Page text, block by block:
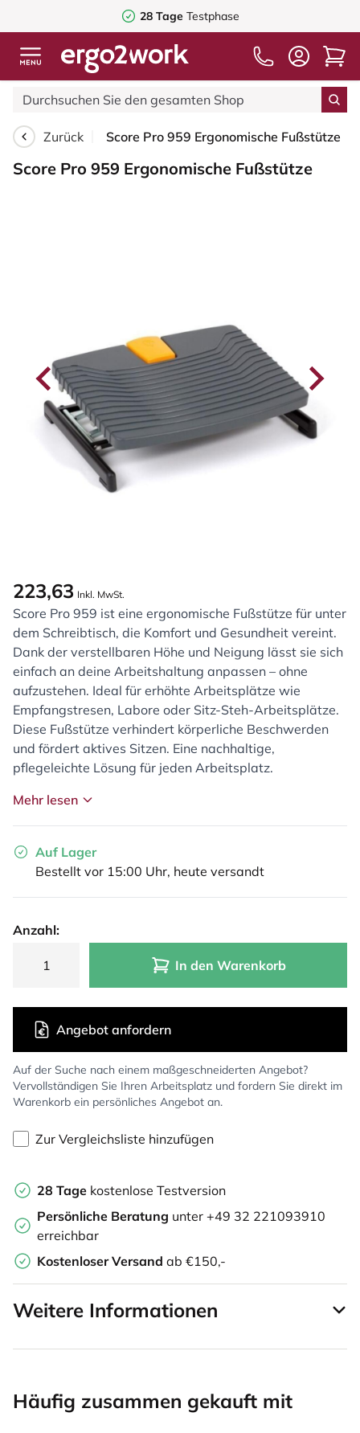
28 Tage Testphase
Zurück Score Pro 959 Ergonomische Fußstütze
Score Pro 959 Ergonomische Fußstütze
223,63 Inkl. MwSt.
Score Pro 959 ist eine ergonomische Fußstütze für unter
dem Schreibtisch, die Komfort und Gesundheit vereint.
Dank der verstellbaren Höhe und Neigung lässt sie sich
einfach an deine Arbeitshaltung anpassen – ohne
aufzustehen. Ideal für erhöhte Arbeitsplätze wie
Empfangstresen, Labore oder Sitz-Steh-Arbeitsplätze.
Diese Fußstütze verhindert körperliche Beschwerden
und fördert aktives Sitzen. Eine nachhaltige,
pflegeleichte Lösung für jeden Arbeitsplatz.
Mehr lesen
Auf Lager
Bestellt vor 15:00 Uhr, heute versandt
Anzahl:
In den Warenkorb
Auf der Suche nach einem maßgeschneiderten Angebot?
Vervollständigen Sie Ihren Arbeitsplatz und fordern Sie direkt im
Warenkorb ein persönliches Angebot an.
Angebot anfordern
Zur Vergleichsliste hinzufügen
28 Tage kostenlose Testversion
Persönliche Beratung unter +49 32 221093910
erreichbar
Kostenloser Versand ab €150,-
Weitere Informationen
Häufig zusammen gekauft mit